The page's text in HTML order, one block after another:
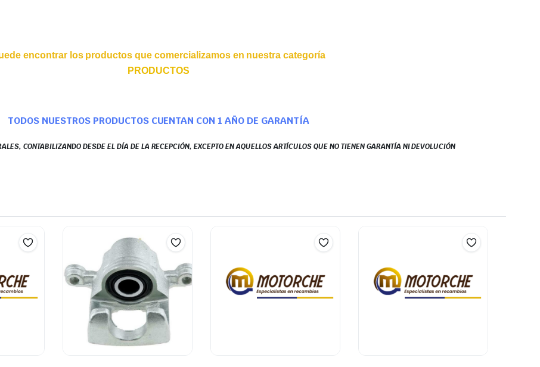
encontrar los productos que comercializamos en nuestra categoría
PRODUCTOS
TODOS NUESTROS PRODUCTOS CUENTAN CON 1 AÑO DE GARANTÍA
CONTABILIZANDO DESDE EL DÍA DE LA RECEPCIÓN, EXCEPTO EN AQUELLOS ARTÍCULOS QUE NO TIENEN GARANTÍA NI DEVOLUCIÓN